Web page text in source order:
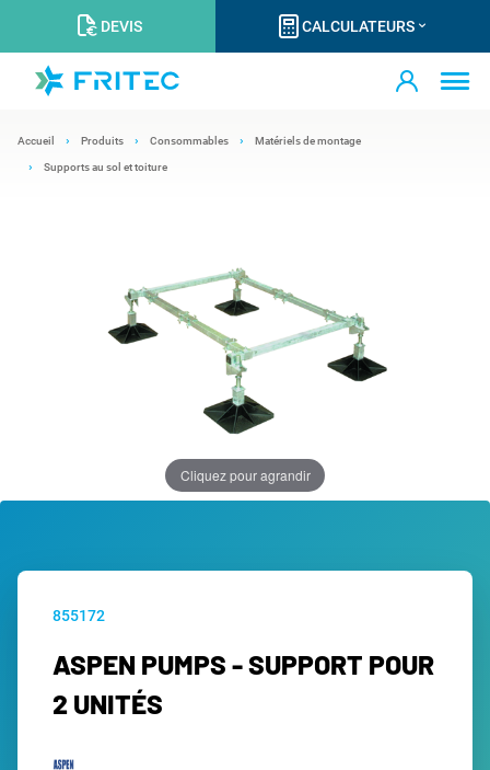
DEVIS CALCULATEURS
Accueil Produits Consommables Matériels de montage
Supports au sol et toiture
Cliquez pour agrandir
855172
ASPEN PUMPS - SUPPORT POUR
2 UNITÉS